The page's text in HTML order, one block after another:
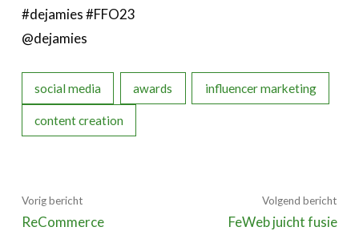
#dejamies #FFO23
@dejamies
social media awards influencer marketing
content creation
Vorig bericht
ReCommerce
Volgend bericht
FeWeb juicht fusie